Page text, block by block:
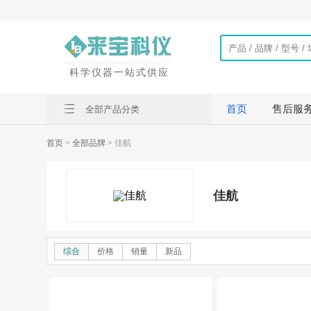
科学仪器一站式供应
全部产品分类 首页 售后服
首页 > 全部品牌 > 佳航
佳航
综合 价格 销量 新品